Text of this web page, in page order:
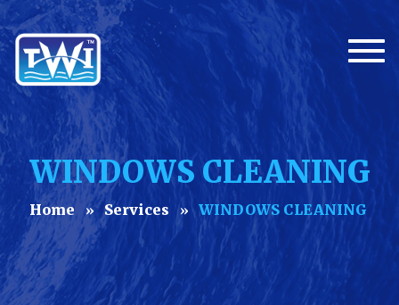
WINDOWS CLEANING
Home Services WINDOWS CLEANING